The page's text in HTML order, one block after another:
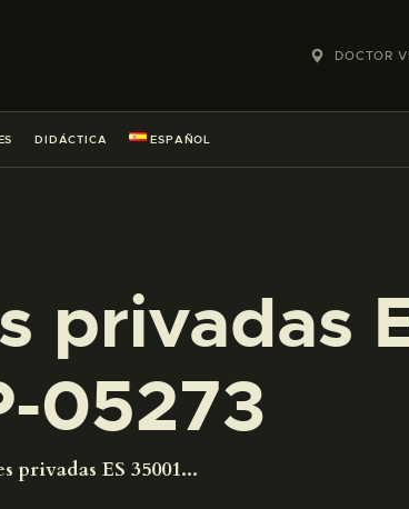
DOCTOR
DIDÁCTICA ESPAÑOL
privadas
05273
privadas ES 35001...